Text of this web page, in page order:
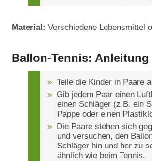
Material: Verschiedene Lebensmittel
Ballon-Tennis: Anleitung
Teile die Kinder in Paare
Gib jedem Paar einen
einen Schläger (z.B. ein
Pappe oder einen
Die Paare stehen sich
und versuchen, den
Schläger hin und her zu
ähnlich wie beim Tennis.